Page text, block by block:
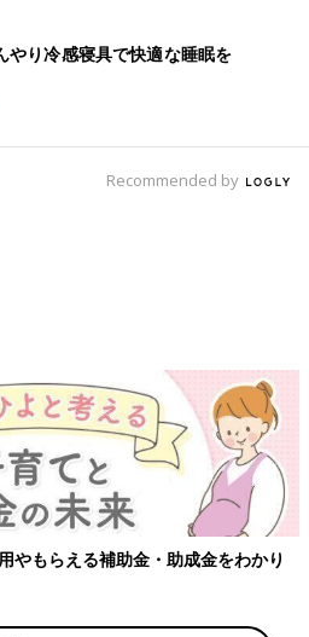
やり冷感寝具で快適な睡眠を
Recommended by
やもらえる補助金・助成金をわかり